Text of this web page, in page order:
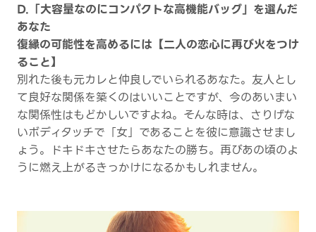
D.「大容量なのにコンパクトな高機能バッグ」を選んだ
あなた
復縁の可能性を高めるには【二人の恋心に再び火をつけ
ること】
別れた後も元カレと仲良しでいられるあなた。友人とし
て良好な関係を築くのはいいことですが、今のあいまい
な関係性はもどかしいですよね。そんな時は、さりげな
いボディタッチで「女」であることを彼に意識させまし
ょう。ドキドキさせたらあなたの勝ち。再びあの頃のよ
うに燃え上がるきっかけになるかもしれません。